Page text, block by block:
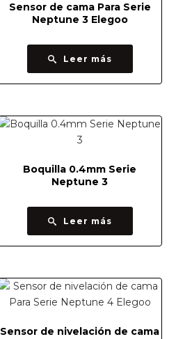
Sensor de cama Para Serie
Neptune 3 Elegoo
Leer más
Boquilla 0.4mm Serie
Neptune 3
Leer más
Sensor de nivelación de cama